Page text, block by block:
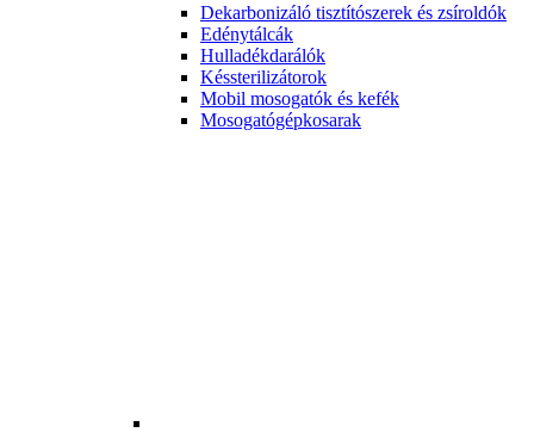
Dekarbonizáló tisztítószerek és zsíroldók
Edénytálcák
Hulladékdarálók
Késsterilizátorok
Mobil mosogatók és kefék
Mosogatógépkosarak